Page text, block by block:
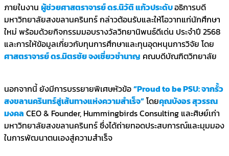
ภายในงาน ผู้ช่วยศาสตราจารย์ ดร.นิวัติ แก้วประดับอธิการบดี
มหาวิทยาลัยสงขลานครินทร์ กล่าวต้อนรับและให้โอวาทแก่นักศึกษา
ใหม่ พร้อมด้วยกิจกรรมมอบรางวัลวิทยานิพนธ์ดีเด่น ประจำปี 2568
และการให้ข้อมูลเกี่ยวกับทุนการศึกษาและทุนอุดหนุนการวิจัย โดย
ศาสตราจารย์ ดร.มิตรชัย จงเชี่ยวชำนาญ คณบดีบัณฑิตวิทยาลัย
นอกจากนี้ ยังมีการบรรยายพิเศษหัวข้อ“Proud to be PSU: จากรั้ว
สงขลานครินทร์สู่เส้นทางแห่งความสำเร็จ”โดยคุณบังอร สุวรรณ
มงคล CEO & Founder, Hummingbirds Consulting และศิษย์เก่า
มหาวิทยาลัยสงขลานครินทร์ ซึ่งได้ถ่ายทอดประสบการณ์และมุมมอง
ในการพัฒนาตนเองสู่ความสำเร็จ